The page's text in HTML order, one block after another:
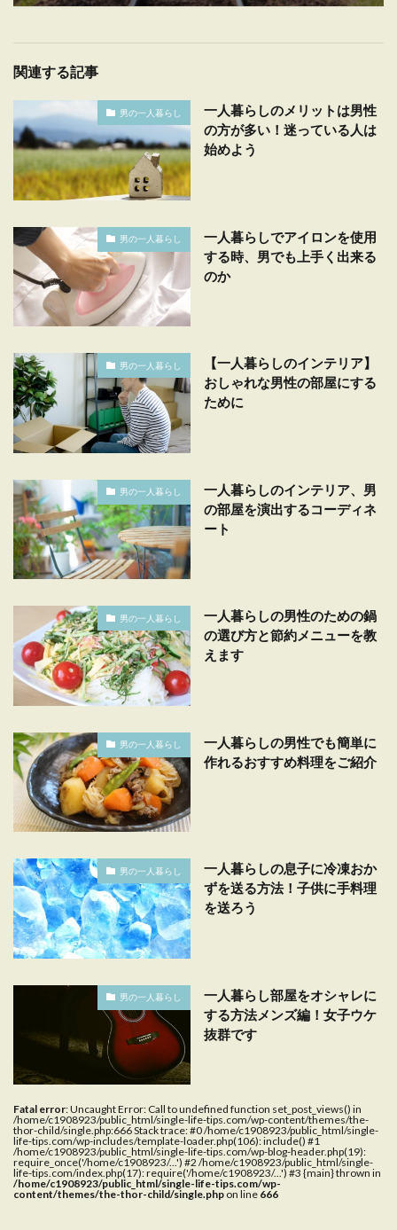
関連する記事
男の一人暮らし
一人暮らしのメリットは男性
の方が多い！迷っている人は
始めよう
男の一人暮らし
一人暮らしでアイロンを使用
する時、男でも上手く出来る
のか
男の一人暮らし
【一人暮らしのインテリア】
おしゃれな男性の部屋にする
ために
男の一人暮らし
一人暮らしのインテリア、男
の部屋を演出するコーディネ
ート
男の一人暮らし
一人暮らしの男性のための鍋
の選び方と節約メニューを教
えます
男の一人暮らし
一人暮らしの男性でも簡単に
作れるおすすめ料理をご紹介
男の一人暮らし
一人暮らしの息子に冷凍おか
ずを送る方法！子供に手料理
を送ろう
男の一人暮らし
一人暮らし部屋をオシャレに
する方法メンズ編！女子ウケ
抜群です
Fatal error: Uncaught Error: Call to undefined function set_post_views() in
/home/c1908923/public_html/single-life-tips.com/wp-content/themes/the-
thor-child/single.php:666 Stack trace: #0 /home/c1908923/public_html/single-
life-tips.com/wp-includes/template-loader.php(106): include() #1
/home/c1908923/public_html/single-life-tips.com/wp-blog-header.php(19):
require_once('/home/c1908923/...') #2 /home/c1908923/public_html/single-
life-tips.com/index.php(17): require('/home/c1908923/...') #3 {main} thrown in
/home/c1908923/public_html/single-life-tips.com/wp-
content/themes/the-thor-child/single.php on line 666